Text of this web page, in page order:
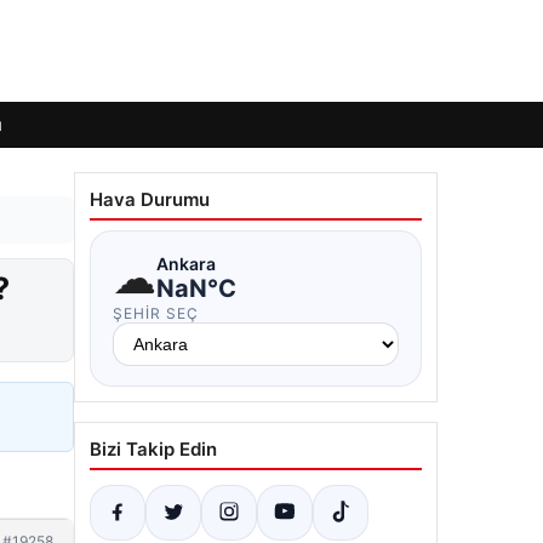
Hava Durumu
☁Ankara
NaN°C
ŞEHIR SEÇ
Bizi Takip Edin